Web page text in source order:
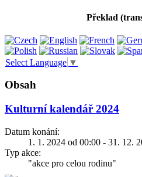
Překlad
Select Language ▼
Obsah
Kulturní kalendář 2024
Datum konání:
1. 1. 2024 od 00:00 - 31. 12.
Typ akce:
"akce pro celou rodinu"